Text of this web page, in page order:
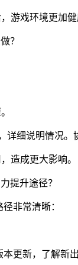
游戏环境更加
？
细说明情况
造成更大影响。
提升途径？
非常清晰：
更新，了解新出